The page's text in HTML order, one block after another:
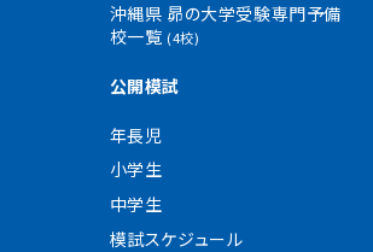
沖縄県 昴の大学受験専門予備
校一覧 (4校)
公開模試
年長児
小学生
中学生
模試スケジュール